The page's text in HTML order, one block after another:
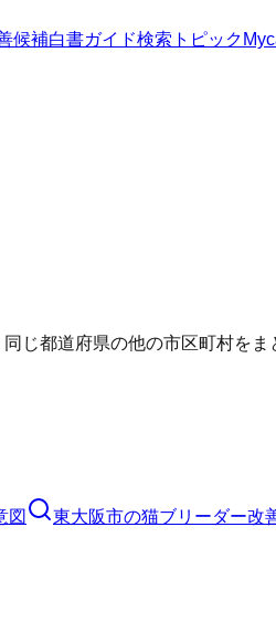
候補白書ガイド検索トピック
じ都道府県の他の市区町村をま
図 東大阪市の猫ブリーダー改